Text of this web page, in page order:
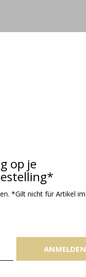
op je
*Gilt nicht für Artikel im
ANMELDEN